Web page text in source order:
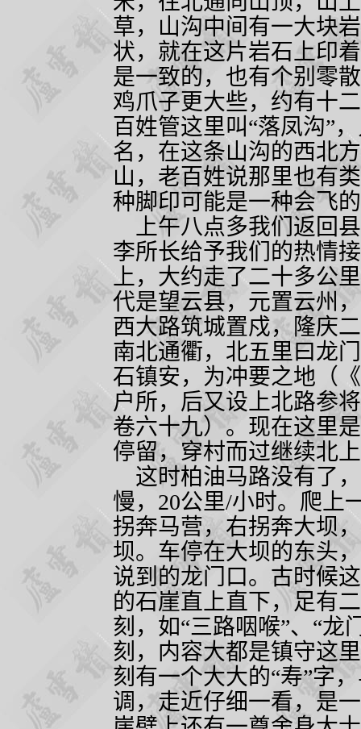
草，山沟中间有一大块
状，就在这片岩石上印
是一致的，也有个别零
鸡爪子更大些，约有十
百姓管这里叫“落凤沟”
名，在这条山沟的西北
山，老百姓说那里也有
种脚印可能是一种会飞
上午八点多我们返回
李所长给予我们的热情
上，大约走了二十多公
代是望云县，元置云州
西大路筑城置戍，隆庆
南北通衢，北五里曰龙
石镇安，为冲要之地（
户所，后又设上北路参
卷六十九）。现在这里
停留，穿村而过继续北
这时柏油马路没有了
慢， 20公里/小时。爬上
拐奔马营，右拐奔大坝
坝。车停在大坝的东头
说到的龙门口。古时候
的石崖直上直下，足有
刻，如“三路咽喉”、“龙
刻，内容大都是镇守这
刻有一个大大的“寿”字
调，走近仔细一看，是